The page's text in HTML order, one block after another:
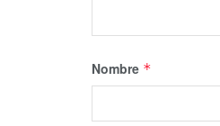
Nombre *